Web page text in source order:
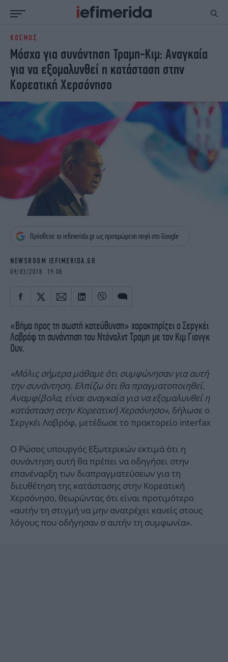
ΕΙΔΗΣΕΙΣ
NON PAPER
ΕΛΛΑΔΑ
ΟΙΚΟΝΟΜΙΑ
ΚΟΣΜΟΣ
ΠΟΛΙΤΙΣΜΟΣ
ΖΩΗ
ΣΠΟΡ
ΓΥΝΑΙΚΑ
ENGLISH EDITION
STORIES
ΕΚΛΟΓΕΣ
ΤΕΧΝΟΛΟΓΙΑ
DESIGN
ΟΛΥΜΠΙΑΚΟΙ ΑΓΩΝΕΣ
PODCAST
iBOOKS
ΖΩΔΙΑ
MEDIA
NEWSLETTER
ΚΟΣΜΟΣ
Μόσχα για συνάντηση Τραμπ-Κιμ: Αναγκαία
για να εξομαλυνθεί η κατάσταση στην
Κορεατική Χερσόνησο
Πρόσθεσε το iefimerida.gr ως προτιμώμενη πηγή στη Google
NEWSROOM IEFIMERIDA.GR
09/03/2018 19:08
«Βήμα προς τη σωστή κατεύθυνση» χαρακτηρίζει ο Σεργκέι
Λαβρόφ τη συνάντηση του Ντόναλντ Τραμπ με τον Κιμ Γιονγκ
Ουν.
«Μόλις σήμερα μάθαμε ότι συμφώνησαν για αυτή
την συνάντηση. Ελπίζω ότι θα πραγματοποιηθεί.
Αναμφίβολα, είναι αναγκαία για να εξομαλυνθεί η
κατάσταση στην Κορεατική Χερσόνησο», δήλωσε ο
Σεργκέι Λαβρόφ, μετέδωσε το πρακτορείο interfax
Ο Ρώσος υπουργός Εξωτερικών εκτιμά ότι η
συνάντηση αυτή θα πρέπει να οδηγήσει στην
επανέναρξη των διαπραγματεύσεων για τη
διευθέτηση της κατάστασης στην Κορεατική
Χερσόνησο, θεωρώντας ότι είναι προτιμότερο
«αυτήν τη στιγμή να μην ανατρέχει κανείς στους
λόγους που οδήγησαν σ αυτήν τη συμφωνία».